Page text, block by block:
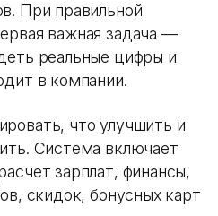
При правильной
важная задача —
реальные цифры и
в компании.
что улучшить и
Система включает
зарплат, финансы,
скидок, бонусных карт